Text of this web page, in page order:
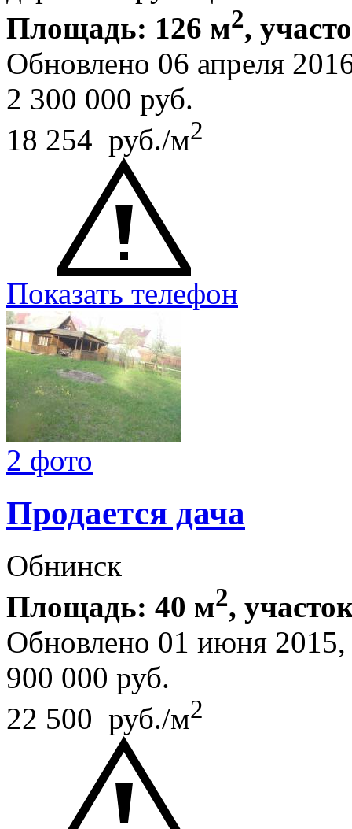
Площадь: 126 м2,
Обновлено 06 апреля
2 300 000 руб.
18 254 руб./м2
Показать телефон
2 фото
Продается дача
Обнинск
Площадь: 40 м2,
Обновлено 01 июня
900 000 руб.
22 500 руб./м2